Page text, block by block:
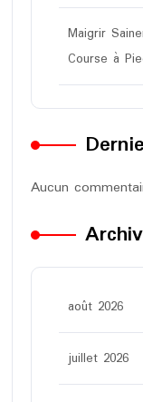
Maigrir
Course à
Aucun
août 2026
juillet 2026